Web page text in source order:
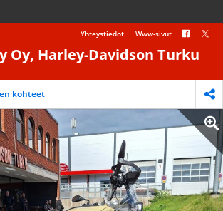
Oy, Harley-Davidson Turku
Yhteystiedot Www-sivut
kohteet